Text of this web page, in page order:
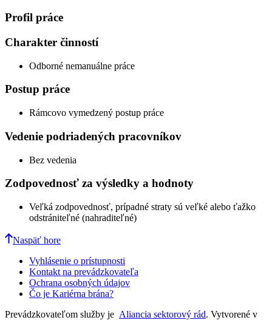
Profil práce
Charakter činností
Odborné nemanuálne práce
Postup práce
Rámcovo vymedzený postup práce
Vedenie podriadených pracovníkov
Bez vedenia
Zodpovednosť za výsledky a hodnoty
Veľká zodpovednosť, prípadné straty sú veľké alebo ťažko
odstrániteľné (nahraditeľné)
Naspäť hore
Vyhlásenie o prístupnosti
Kontakt na prevádzkovateľa
Ochrana osobných údajov
Čo je Kariérna brána?
Prevádzkovateľom služby je Aliancia sektorový rád. Vytvorené v